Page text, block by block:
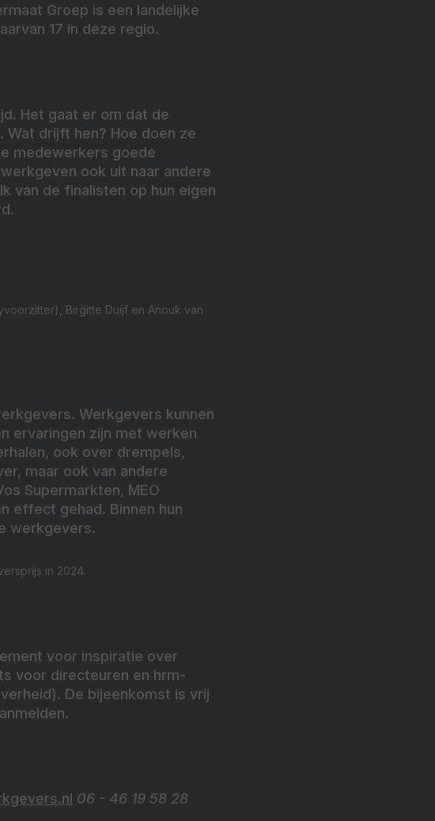
Groep is een landelijke
17 in deze regio.
Het gaat er om dat de
drijft hen? Hoe doen ze
medewerkers goede
ook uit naar andere
van de finalisten op hun eigen
Birgitte Duijf en Anouk van
Werkgevers kunnen
ervaringen zijn met werken
ook over drempels,
maar ook van andere
Supermarkten, MEO
effect gehad. Binnen hun
werkgevers.
in 2024.
voor inspiratie over
voor directeuren en hrm-
De bijeenkomst is vrij
06 - 46 19 58 28